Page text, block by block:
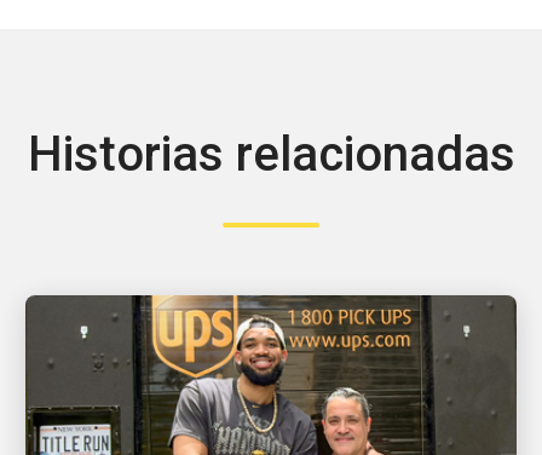
Historias relacionadas